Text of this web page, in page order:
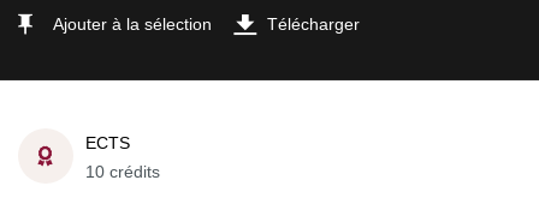
Ajouter à la sélection Télécharger
ECTS
10 crédits